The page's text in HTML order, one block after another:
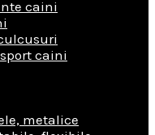
caini
caini
metalice